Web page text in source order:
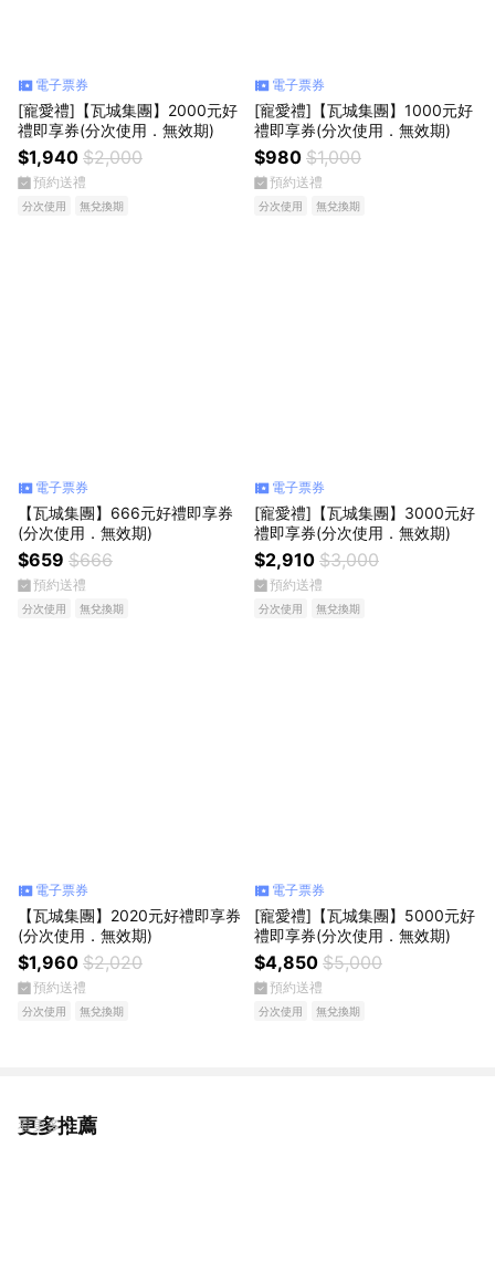
電子票券
[寵愛禮]【瓦城集團】2000元好
禮即享券(分次使用．無效期)
$1,940 $2,000
預約送禮
分次使用 無兌換期
電子票券
[寵愛禮]【瓦城集團】1000元好
禮即享券(分次使用．無效期)
$980 $1,000
預約送禮
分次使用 無兌換期
電子票券
【瓦城集團】666元好禮即享券
(分次使用．無效期)
$659 $666
預約送禮
分次使用 無兌換期
電子票券
[寵愛禮]【瓦城集團】3000元好
禮即享券(分次使用．無效期)
$2,910 $3,000
預約送禮
分次使用 無兌換期
電子票券
【瓦城集團】2020元好禮即享券
(分次使用．無效期)
$1,960 $2,020
預約送禮
分次使用 無兌換期
電子票券
[寵愛禮]【瓦城集團】5000元好
禮即享券(分次使用．無效期)
$4,850 $5,000
預約送禮
分次使用 無兌換期
更多推薦
看更多